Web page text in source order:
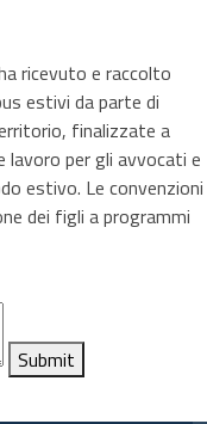
ricevuto e raccolto
estivi da parte di
finalizzate a
lavoro per gli avvocati e
estivo. Le convenzioni
dei figli a programmi
Submit